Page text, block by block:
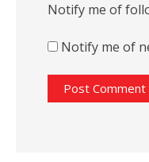
Notify me of
Notify me of